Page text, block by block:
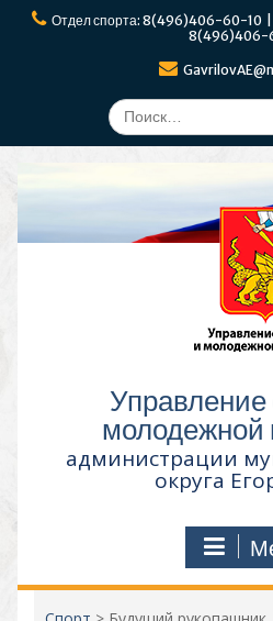
ПерейтиОтдел спорта: 8(496)406-60-10 |
8(496)406-
Поиск
по:
Управление
молодежной
администрации
округа